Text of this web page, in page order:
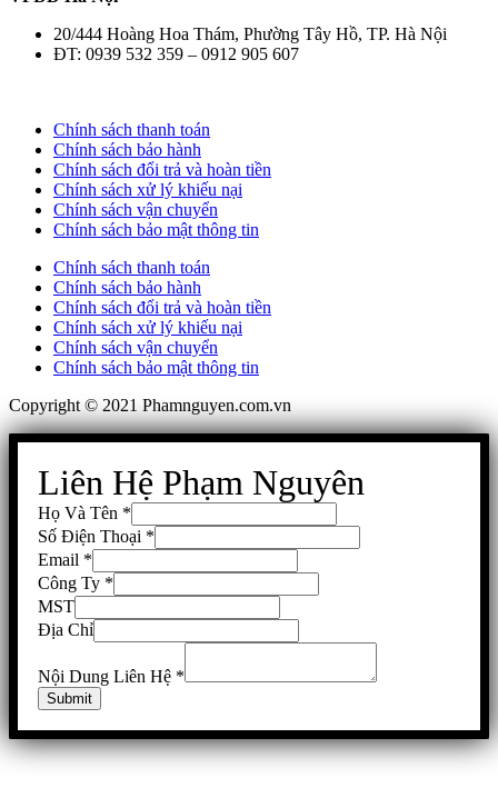
20/444 Hoàng Hoa Thám, Phường Tây Hồ, TP. Hà Nội
ĐT: 0939 532 359 – 0912 905 607
Chính sách thanh toán
Chính sách bảo hành
Chính sách đổi trả và hoàn tiền
Chính sách xử lý khiếu nại
Chính sách vận chuyển
Chính sách bảo mật thông tin
Chính sách thanh toán
Chính sách bảo hành
Chính sách đổi trả và hoàn tiền
Chính sách xử lý khiếu nại
Chính sách vận chuyển
Chính sách bảo mật thông tin
Copyright © 2021 Phamnguyen.com.vn
Liên Hệ Phạm Nguyên
Họ Và Tên *
Số Điện Thoại *
Email *
Công Ty *
MST
Địa Chỉ
Nội Dung Liên Hệ *
Submit